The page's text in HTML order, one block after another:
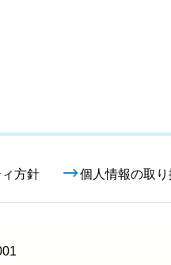
方針 個人情報の取り